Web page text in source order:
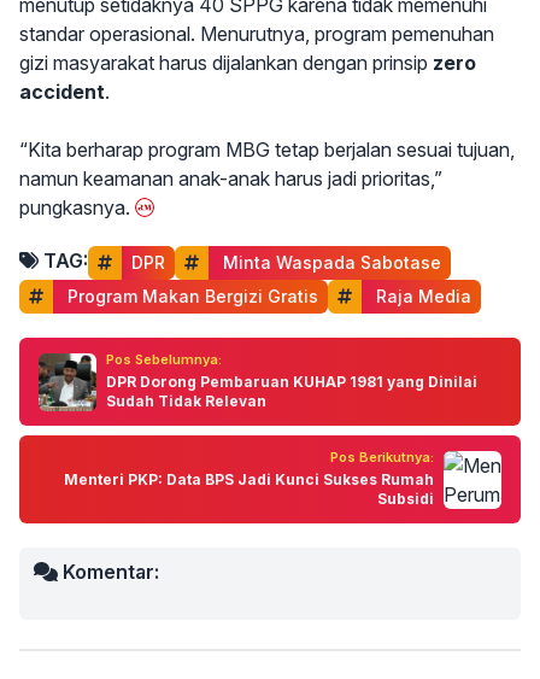
menutup setidaknya 40 SPPG karena tidak memenuhi
standar operasional. Menurutnya, program pemenuhan
gizi masyarakat harus dijalankan dengan prinsip zero
accident.
“Kita berharap program MBG tetap berjalan sesuai tujuan,
namun keamanan anak-anak harus jadi prioritas,”
pungkasnya.
TAG: DPR
Minta Waspada Sabotase
Program Makan Bergizi Gratis
Raja Media
Pos Sebelumnya:
DPR Dorong Pembaruan KUHAP 1981 yang Dinilai
Sudah Tidak Relevan
Pos Berikutnya:
Menteri PKP: Data BPS Jadi Kunci Sukses Rumah
Subsidi
Komentar: